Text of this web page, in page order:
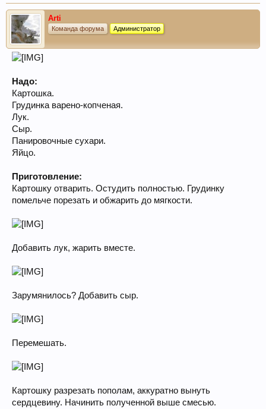
Arti
Команда форума Администратор
Надо:
Картошка.
Грудинка варено-копченая.
Лук.
Сыр.
Панировочные сухари.
Яйцо.
Приготовление:
Картошку отварить. Остудить полностью. Грудинку
помельче порезать и обжарить до мягкости.
Добавить лук, жарить вместе.
Зарумянилось? Добавить сыр.
Перемешать.
Картошку разрезать пополам, аккуратно вынуть
сердцевину. Начинить полученной выше смесью.